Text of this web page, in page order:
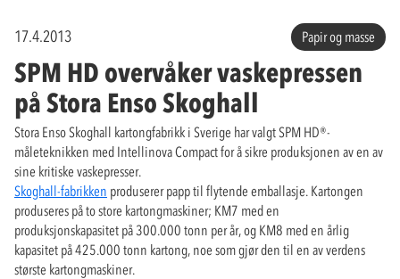
17.4.2013 Papir og masse
SPM HD overvåker vaskepressen
på Stora Enso Skoghall
Stora Enso Skoghall kartongfabrikk i Sverige har valgt SPM HD®-
måleteknikken med Intellinova Compact for å sikre produksjonen av en av
sine kritiske vaskepresser.
Skoghall-fabrikken produserer papp til flytende emballasje. Kartongen
produseres på to store kartongmaskiner; KM7 med en
produksjonskapasitet på 300.000 tonn per år, og KM8 med en årlig
kapasitet på 425.000 tonn kartong, noe som gjør den til en av verdens
største kartongmaskiner.